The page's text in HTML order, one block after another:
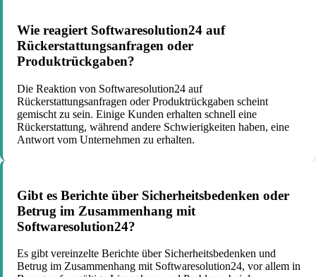
Wie reagiert Softwaresolution24 auf
Rückerstattungsanfragen oder
Produktrückgaben?
Die Reaktion von Softwaresolution24 auf
Rückerstattungsanfragen oder Produktrückgaben scheint
gemischt zu sein. Einige Kunden erhalten schnell eine
Rückerstattung, während andere Schwierigkeiten haben, eine
Antwort vom Unternehmen zu erhalten.
Gibt es Berichte über Sicherheitsbedenken oder
Betrug im Zusammenhang mit
Softwaresolution24?
Es gibt vereinzelte Berichte über Sicherheitsbedenken und
Betrug im Zusammenhang mit Softwaresolution24, vor allem in